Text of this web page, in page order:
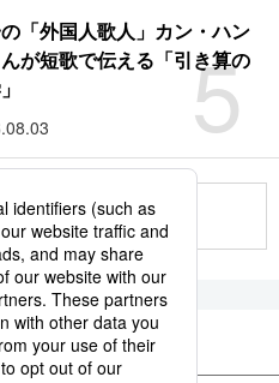
5
「外国人歌人」カン・ハン
が短歌で伝える「引き算の
る